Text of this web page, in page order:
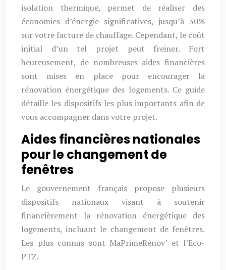
isolation thermique, permet de réaliser des
économies d’énergie significatives, jusqu’à 30%
sur votre facture de chauffage. Cependant, le coût
initial d’un tel projet peut freiner. Fort
heureusement, de nombreuses aides financières
sont mises en place pour encourager la
rénovation énergétique des logements. Ce guide
détaille les dispositifs les plus importants afin de
vous accompagner dans votre projet.
Aides financières nationales
pour le changement de
fenêtres
Le gouvernement français propose plusieurs
dispositifs nationaux visant à soutenir
financièrement la rénovation énergétique des
logements, incluant le changement de fenêtres.
Les plus connus sont MaPrimeRénov’ et l’Eco-
PTZ.